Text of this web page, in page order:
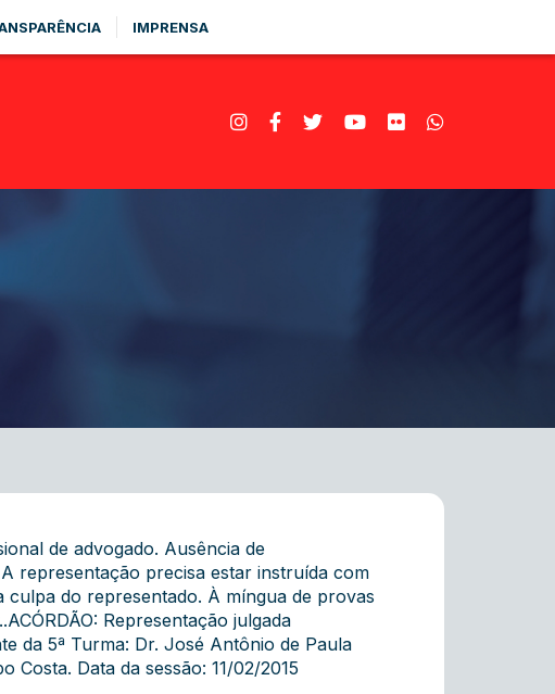
IMPRENSA
de advogado. Ausência de
representação precisa estar instruída com
do representado. À míngua de provas
Representação julgada
da 5ª Turma: Dr. José Antônio de Paula
Costa. Data da sessão: 11/02/2015